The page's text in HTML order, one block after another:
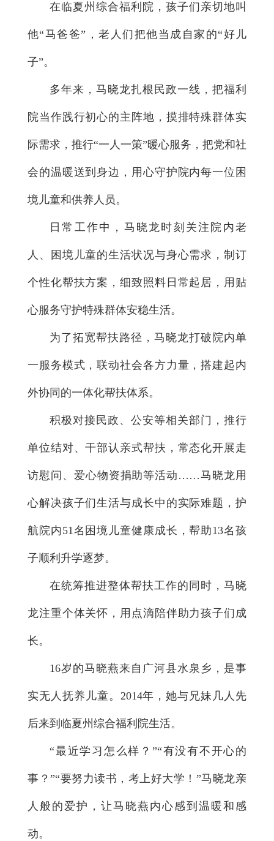
在临夏州综合福利院，孩子们亲切地叫
他“马爸爸”，老人们把他当成自家的“好儿
子”。
多年来，马晓龙扎根民政一线，把福利
院当作践行初心的主阵地，摸排特殊群体实
际需求，推行“一人一策”暖心服务，把党和社
会的温暖送到身边，用心守护院内每一位困
境儿童和供养人员。
日常工作中，马晓龙时刻关注院内老
人、困境儿童的生活状况与身心需求，制订
个性化帮扶方案，细致照料日常起居，用贴
心服务守护特殊群体安稳生活。
为了拓宽帮扶路径，马晓龙打破院内单
一服务模式，联动社会各方力量，搭建起内
外协同的一体化帮扶体系。
积极对接民政、公安等相关部门，推行
单位结对、干部认亲式帮扶，常态化开展走
访慰问、爱心物资捐助等活动……马晓龙用
心解决孩子们生活与成长中的实际难题，护
航院内51名困境儿童健康成长，帮助13名孩
子顺利升学逐梦。
在统筹推进整体帮扶工作的同时，马晓
龙注重个体关怀，用点滴陪伴助力孩子们成
长。
16岁的马晓燕来自广河县水泉乡，是事
实无人抚养儿童。2014年，她与兄妹几人先
后来到临夏州综合福利院生活。
“最近学习怎么样？”“有没有不开心的
事？”“要努力读书，考上好大学！”马晓龙亲
人般的爱护，让马晓燕内心感到温暖和感
动。